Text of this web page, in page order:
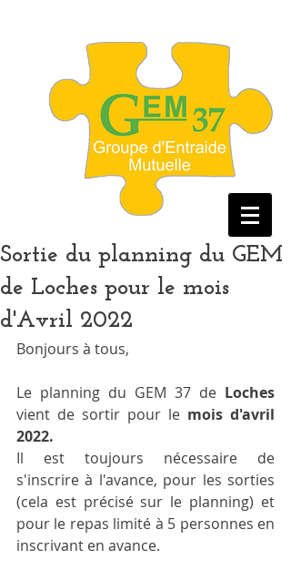
Sortie du planning du GEM
de Loches pour le mois
d'Avril 2022
Bonjours à tous,
Le planning du GEM 37 de
vient de sortir pour le mois d'avril
2022.
Il est toujours nécessaire de
s'inscrire à l'avance, pour les sorties
(cela est précisé sur le planning) et
pour le repas limité à 5 personnes en
inscrivant en avance.